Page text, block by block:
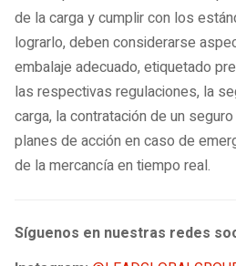
de la carga y cumplir con los
lograrlo, deben considerarse
embalaje adecuado, etiquetado
las respectivas regulaciones, la
carga, la contratación de un
planes de acción en caso de
de la mercancía en tiempo real.
Síguenos en nuestras redes